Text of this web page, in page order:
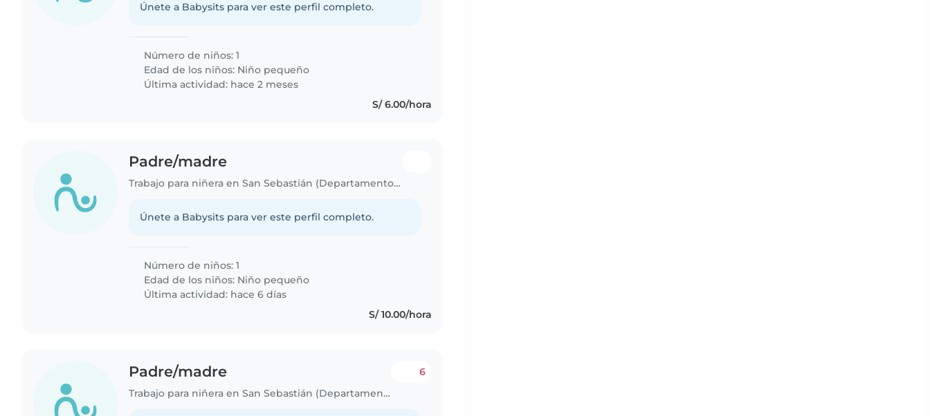
Únete a Babysits para ver este perfil completo.
Número de niños: 1
Edad de los niños: Niño pequeño
Última actividad: hace 2 meses
S/ 6.00/hora
Padre/madre
Trabajo para niñera en San Sebastián (Departamento de Cusco)
Únete a Babysits para ver este perfil completo.
Número de niños: 1
Edad de los niños: Niño pequeño
Última actividad: hace 6 días
S/ 10.00/hora
Padre/madre
Trabajo para niñera en San Sebastián (Departamento de Cusco)
6